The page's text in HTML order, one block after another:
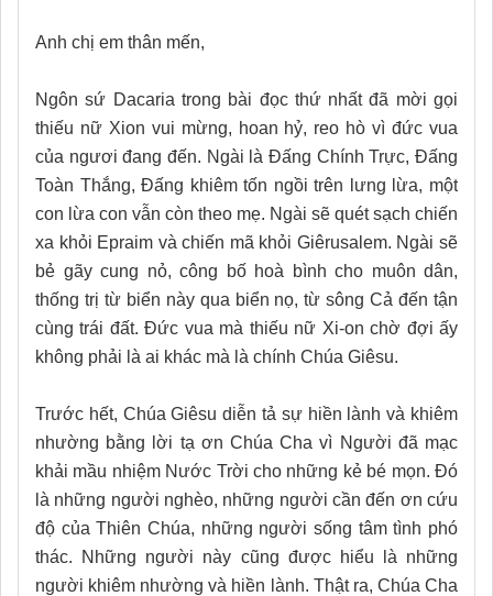
Anh chị em thân mến,
Ngôn sứ Dacaria trong bài đọc thứ nhất đã mời gọi
thiếu nữ Xion vui mừng, hoan hỷ, reo hò vì đức vua
của ngươi đang đến. Ngài là Đấng Chính Trực, Đấng
Toàn Thắng, Đấng khiêm tốn ngồi trên lưng lừa, một
con lừa con vẫn còn theo mẹ. Ngài sẽ quét sạch chiến
xa khỏi Epraim và chiến mã khỏi Giêrusalem. Ngài sẽ
bẻ gãy cung nỏ, công bố hoà bình cho muôn dân,
thống trị từ biển này qua biển nọ, từ sông Cả đến tận
cùng trái đất. Đức vua mà thiếu nữ Xi-on chờ đợi ấy
không phải là ai khác mà là chính Chúa Giêsu.
Trước hết, Chúa Giêsu diễn tả sự hiền lành và khiêm
nhường bằng lời tạ ơn Chúa Cha vì Người đã mạc
khải mầu nhiệm Nước Trời cho những kẻ bé mọn. Đó
là những người nghèo, những người cần đến ơn cứu
độ của Thiên Chúa, những người sống tâm tình phó
thác. Những người này cũng được hiểu là những
người khiêm nhường và hiền lành. Thật ra, Chúa Cha